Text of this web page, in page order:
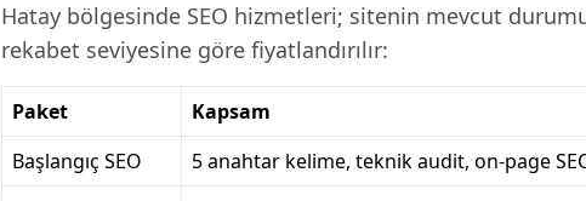
Hatay bölgesinde SEO hizmetleri; sitenin mevcut
rekabet seviyesine göre fiyatlandırılır:
Paket
Kapsam
Başlangıç SEO
5 anahtar kelime, teknik audit, on-page